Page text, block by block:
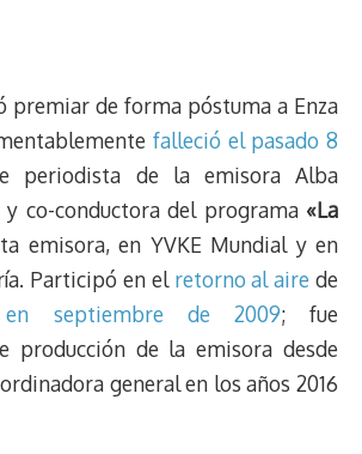
premiar de forma póstuma a Enza
falleció el pasado 8
periodista de la emisora Alba
y co-conductora del programa «La
emisora, en YVKE Mundial y en
Participó en el retorno al aire de
en septiembre de 2009; fue
producción de la emisora desde
general en los años 2016